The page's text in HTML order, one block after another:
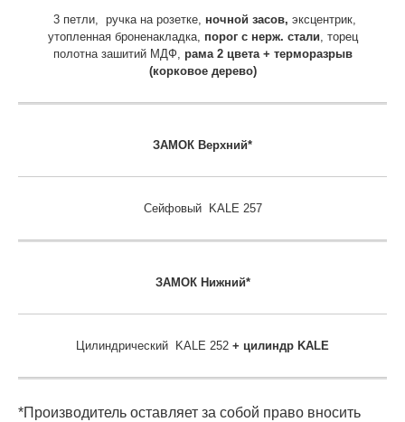
3 петли, ручка на розетке, ночной засов, эксцентрик,
утопленная броненакладка, порог с нерж. стали, торец
полотна зашитий МДФ, рама 2 цвета + терморазрыв
(корковое дерево)
ЗАМОК Верхний*
Сейфовый KALE 257
ЗАМОК Нижний*
Цилиндрический KALE 252 + цилиндр KALE
*Производитель оставляет за собой право вносить